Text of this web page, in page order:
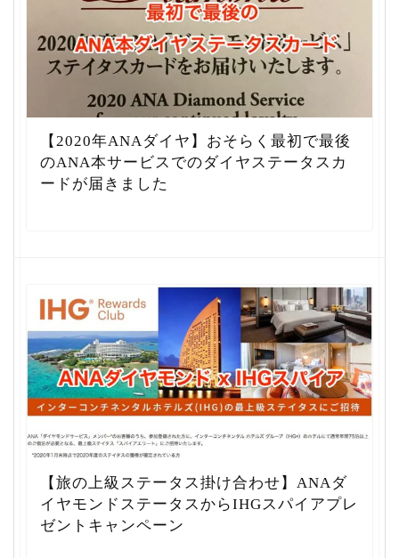
【2020年ANAダイヤ】おそらく最初で最後
のANA本サービスでのダイヤステータスカ
ードが届きました
【旅の上級ステータス掛け合わせ】ANAダ
イヤモンドステータスからIHGスパイアプレ
ゼントキャンペーン